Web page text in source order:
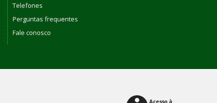
Telefones
Perguntas frequentes
Fale conosco